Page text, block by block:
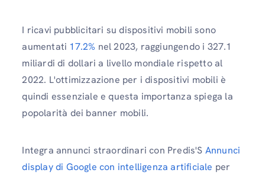
I ricavi pubblicitari su dispositivi mobili sono
aumentati 17.2% nel 2023, raggiungendo i 327.1
miliardi di dollari a livello mondiale rispetto al
2022. L'ottimizzazione per i dispositivi mobili è
quindi essenziale e questa importanza spiega la
popolarità dei banner mobili.
Integra annunci straordinari con Predis'S Annunci
display di Google con intelligenza artificiale per